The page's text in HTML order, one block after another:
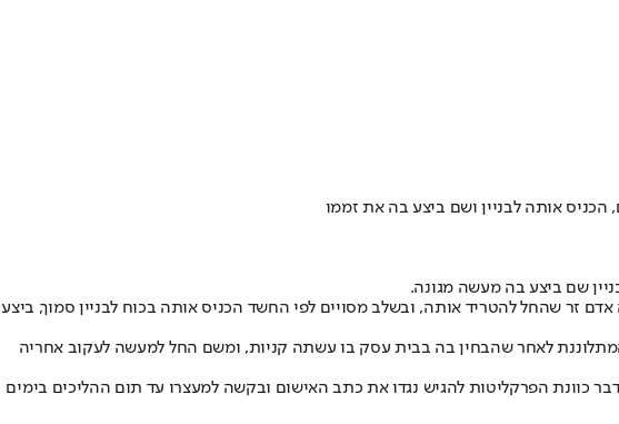
כי עת שהלכה ברחוב, נטפל אליה אדם זר שהחל להטריד אותה, ובשלב מסויים לפי החשד הכניס אותה בכוח לבניין סמוך, ביצע
לאחר שהבחין בה בבית עסק בו עשתה קניות, ומשם החל למעשה לעקוב אחריה
כוונת הפרקליטות להגיש נגדו את כתב האישום ובקשה למעצרו עד תום ההליכים בימים